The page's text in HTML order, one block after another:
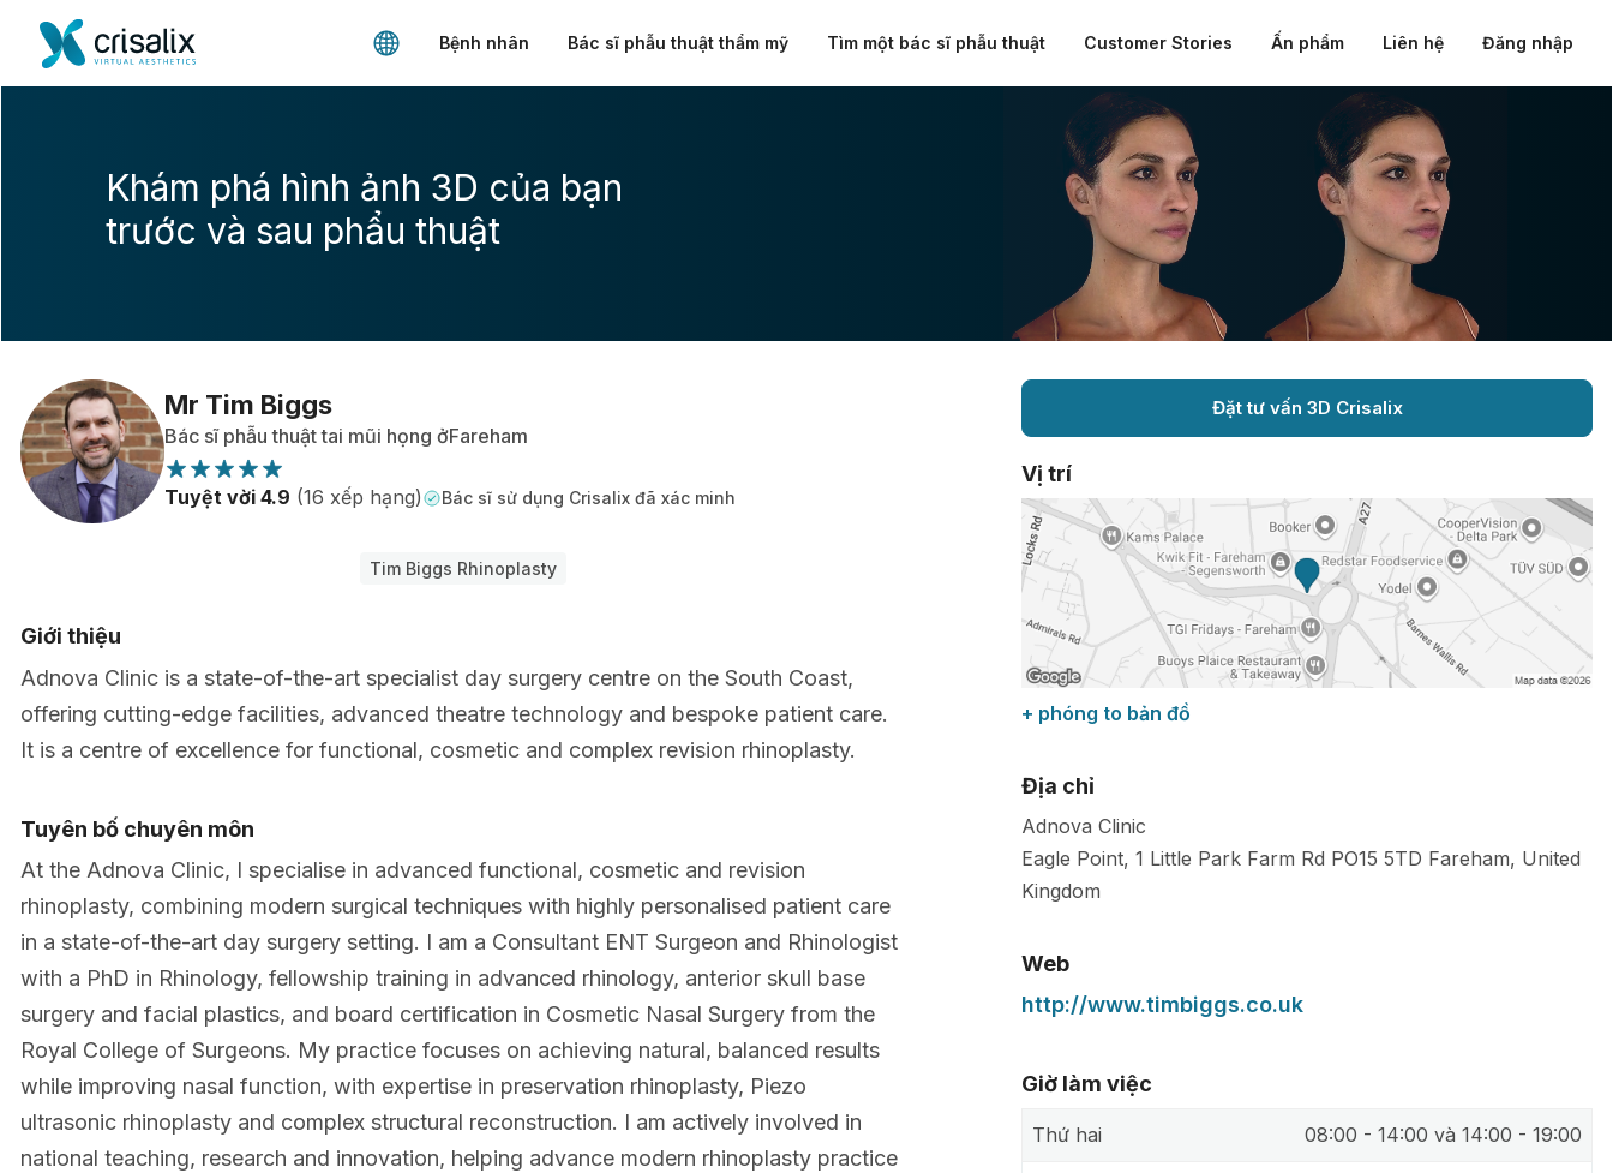
Bệnh nhân Bác sĩ phẫu thuật thẩm mỹ Tìm một bác sĩ phẫu thuật Customer Stories Ấn phẩm Liên hệ Đăng nhập
Khám phá hình ảnh 3D của bạn
trước và sau phẩu thuật
Mr Tim Biggs
Bác sĩ phẫu thuật tai mũi họng ởFareham
Tuyệt vời 4.9 (16 xếp hạng) Bác sĩ sử dụng Crisalix đã xác minh
Tim Biggs Rhinoplasty
Giới thiệu
Adnova Clinic is a state-of-the-art specialist day surgery centre on the South Coast,
offering cutting-edge facilities, advanced theatre technology and bespoke patient care.
It is a centre of excellence for functional, cosmetic and complex revision rhinoplasty.
Tuyên bố chuyên môn
At the Adnova Clinic, I specialise in advanced functional, cosmetic and revision
rhinoplasty, combining modern surgical techniques with highly personalised patient care
in a state-of-the-art day surgery setting. I am a Consultant ENT Surgeon and Rhinologist
with a PhD in Rhinology, fellowship training in advanced rhinology, anterior skull base
surgery and facial plastics, and board certification in Cosmetic Nasal Surgery from the
Royal College of Surgeons. My practice focuses on achieving natural, balanced results
while improving nasal function, with expertise in preservation rhinoplasty, Piezo
ultrasonic rhinoplasty and complex structural reconstruction. I am actively involved in
national teaching, research and innovation, helping advance modern rhinoplasty practice
Đặt tư vấn 3D Crisalix
Vị trí
+ phóng to bản đồ
Địa chỉ
Adnova Clinic
Eagle Point, 1 Little Park Farm Rd PO15 5TD Fareham, United
Kingdom
Web
http://www.timbiggs.co.uk
Giờ làm việc
Thứ hai 08:00 - 14:00 và 14:00 - 19:00